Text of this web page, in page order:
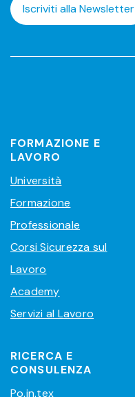
Iscriviti alla Newsletter
FORMAZIONE E
LAVORO
Università
Formazione
Professionale
Corsi Sicurezza sul
Lavoro
Academy
Servizi al Lavoro
RICERCA E
CONSULENZA
Po.in.tex